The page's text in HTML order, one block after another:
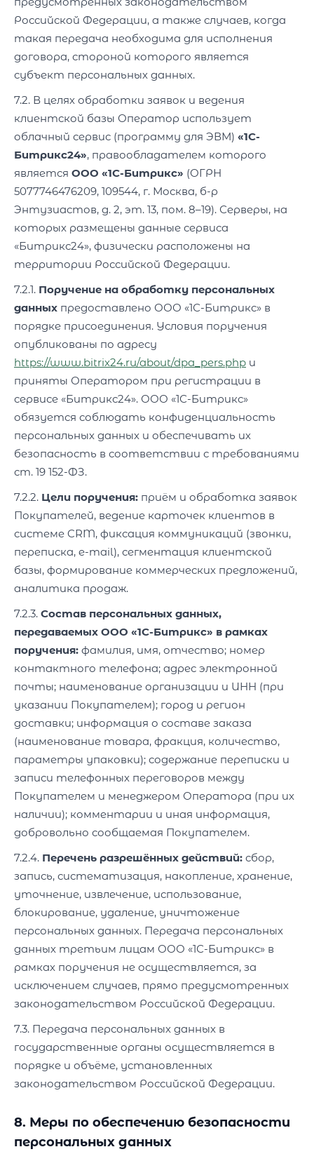
Российской Федерации, а также случаев, когда
такая передача необходима для исполнения
договора, стороной которого является
субъект персональных данных.
7.2. В целях обработки заявок и ведения
клиентской базы Оператор использует
облачный сервис (программу для ЭВМ) «1С-
Битрикс24», правообладателем которого
является ООО «1С-Битрикс» (ОГРН
5077746476209, 109544, г. Москва, б-р
Энтузиастов, д. 2, эт. 13, пом. 8–19). Серверы, на
которых размещены данные сервиса
«Битрикс24», физически расположены на
территории Российской Федерации.
7.2.1. Поручение на обработку персональных
данных предоставлено ООО «1С-Битрикс» в
порядке присоединения. Условия поручения
опубликованы по адресу
https://www.bitrix24.ru/about/dpa_pers.php и
приняты Оператором при регистрации в
сервисе «Битрикс24». ООО «1С-Битрикс»
обязуется соблюдать конфиденциальность
персональных данных и обеспечивать их
безопасность в соответствии с требованиями
ст. 19 152-ФЗ.
7.2.2. Цели поручения: приём и обработка заявок
Покупателей, ведение карточек клиентов в
системе CRM, фиксация коммуникаций (звонки,
переписка, e-mail), сегментация клиентской
базы, формирование коммерческих предложений,
аналитика продаж.
7.2.3. Состав персональных данных,
передаваемых ООО «1С-Битрикс» в рамках
поручения: фамилия, имя, отчество; номер
контактного телефона; адрес электронной
почты; наименование организации и ИНН (при
указании Покупателем); город и регион
доставки; информация о составе заказа
(наименование товара, фракция, количество,
параметры упаковки); содержание переписки и
записи телефонных переговоров между
Покупателем и менеджером Оператора (при их
наличии); комментарии и иная информация,
добровольно сообщаемая Покупателем.
7.2.4. Перечень разрешённых действий: сбор,
запись, систематизация, накопление, хранение,
уточнение, извлечение, использование,
блокирование, удаление, уничтожение
персональных данных. Передача персональных
данных третьим лицам ООО «1С-Битрикс» в
рамках поручения не осуществляется, за
исключением случаев, прямо предусмотренных
законодательством Российской Федерации.
7.3. Передача персональных данных в
государственные органы осуществляется в
порядке и объёме, установленных
законодательством Российской Федерации.
8. Меры по обеспечению безопасности
персональных данных